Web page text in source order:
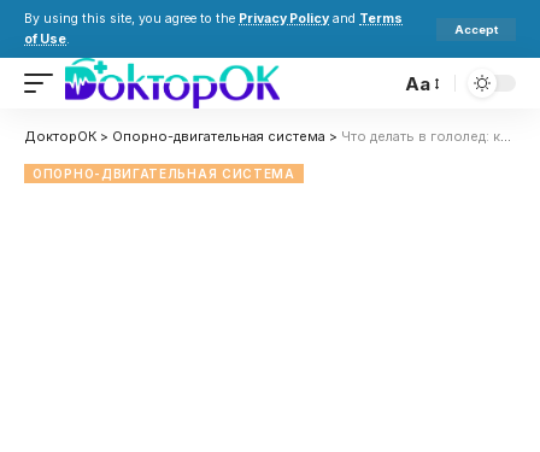
By using this site, you agree to the Privacy Policy and Terms
of Use.
Accept
Aa
ДокторОК > Опорно-двигательная система > Что делать в гололед: как правильно падать, чтобы не травмироваться
ОПОРНО-ДВИГАТЕЛЬНАЯ СИСТЕМА